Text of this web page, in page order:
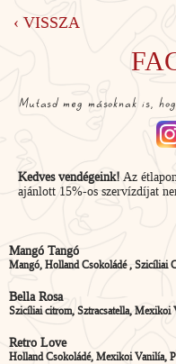
‹ VISSZA
Mutasd meg másoknak is,
Kedves vendégeink! Az
ajánlott 15%-os szervízdíjat
Mangó Tangó
Mangó, Holland Csokoládé , Szicíliai
Bella Rosa
Szicíliai citrom, Sztracsatella, Mexikoi
Retro Love
Holland Csokoládé, Mexikoi Vanilía,